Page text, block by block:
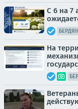
С 6 на 7
На